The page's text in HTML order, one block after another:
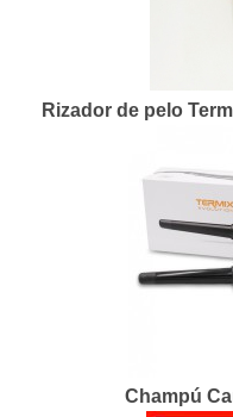
Rizador de pelo
Champú